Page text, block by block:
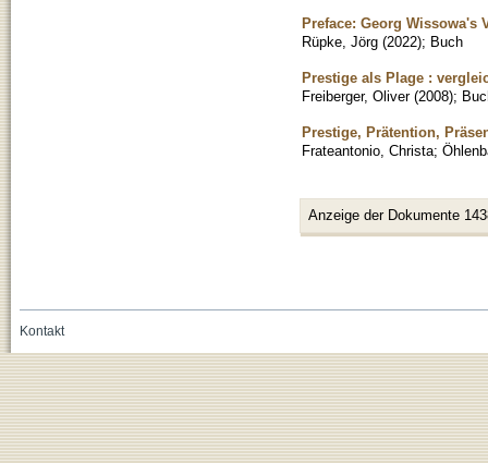
Preface: Georg Wissowa's
Rüpke, Jörg (2022); Buch
Prestige als Plage :
Freiberger, Oliver (2008);
Prestige, Prätention,
Frateantonio, Christa;
Anzeige der Dokumente
Kontakt